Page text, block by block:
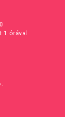
1 órával